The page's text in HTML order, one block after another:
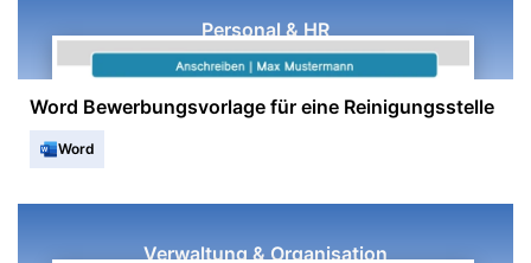
Personal & HR
Word Bewerbungsvorlage für eine Reinigungsstelle
Word
Verwaltung & Organisation